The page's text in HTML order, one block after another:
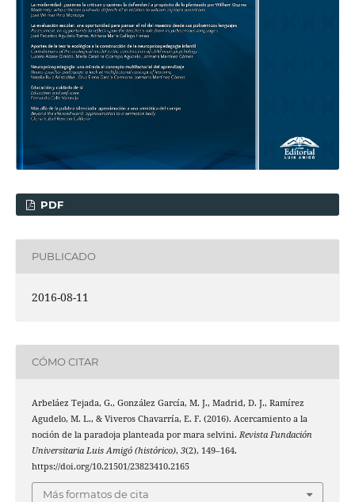
PDF
PUBLICADO
2016-08-11
CÓMO CITAR
Arbeláez Tejada, G., González García, M. J., Madrid, D. J., Ramírez
Agudelo, M. L., & Viveros Chavarría, E. F. (2016). Acercamiento a la
noción de la paradoja planteada por mara selvini. Revista Fundación
Universitaria Luis Amigó (histórico), 3(2), 149–164.
https://doi.org/10.21501/23823410.2165
Más formatos de cita